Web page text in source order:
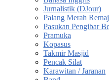
Jurnalistik (DJour)
Palang Merah
Pasukan Pengibar
Pramuka
Kopasus
Takmir Masjid
Pencak Silat
Karawitan / Jaranan